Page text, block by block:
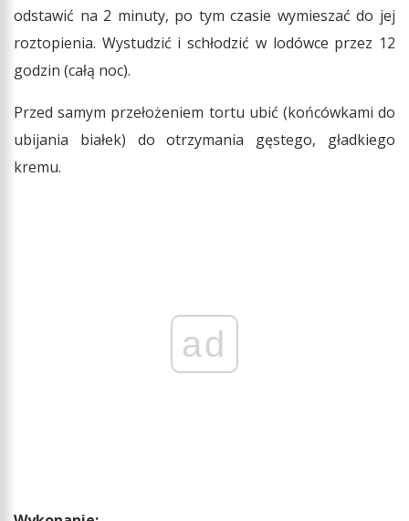
odstawić na 2 minuty, po tym czasie wymieszać do jej
roztopienia. Wystudzić i schłodzić w lodówce przez 12
godzin (całą noc).
Przed samym przełożeniem tortu ubić (końcówkami do
ubijania białek) do otrzymania gęstego, gładkiego
kremu.
ad